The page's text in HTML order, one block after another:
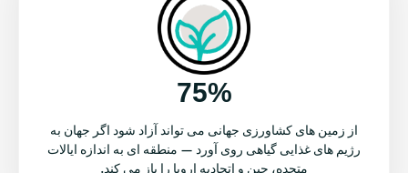
75%
از زمین های کشاورزی جهانی می تواند آزاد شود اگر جهان به
رژیم های غذایی گیاهی روی آورد — منطقه ای به اندازه ایالات
متحده، چین و اتحادیه اروپا را باز می کند.